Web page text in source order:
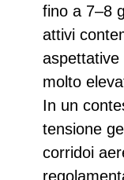
fino a 7–8
attivi
aspettative
molto
In un
tensione
corridoi